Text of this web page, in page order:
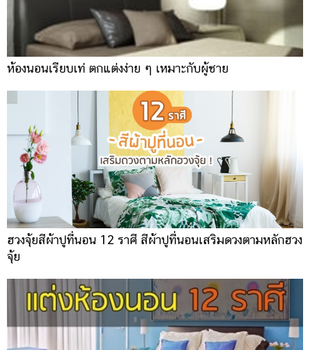
ห้องนอนเรียบเท่ ตกแต่งง่าย ๆ เหมาะกับผู้ชาย
ฮวงจุ้ยสีผ้าปูที่นอน 12 ราศี สีผ้าปูที่นอนเสริมดวงตามหลักฮวง
จุ้ย